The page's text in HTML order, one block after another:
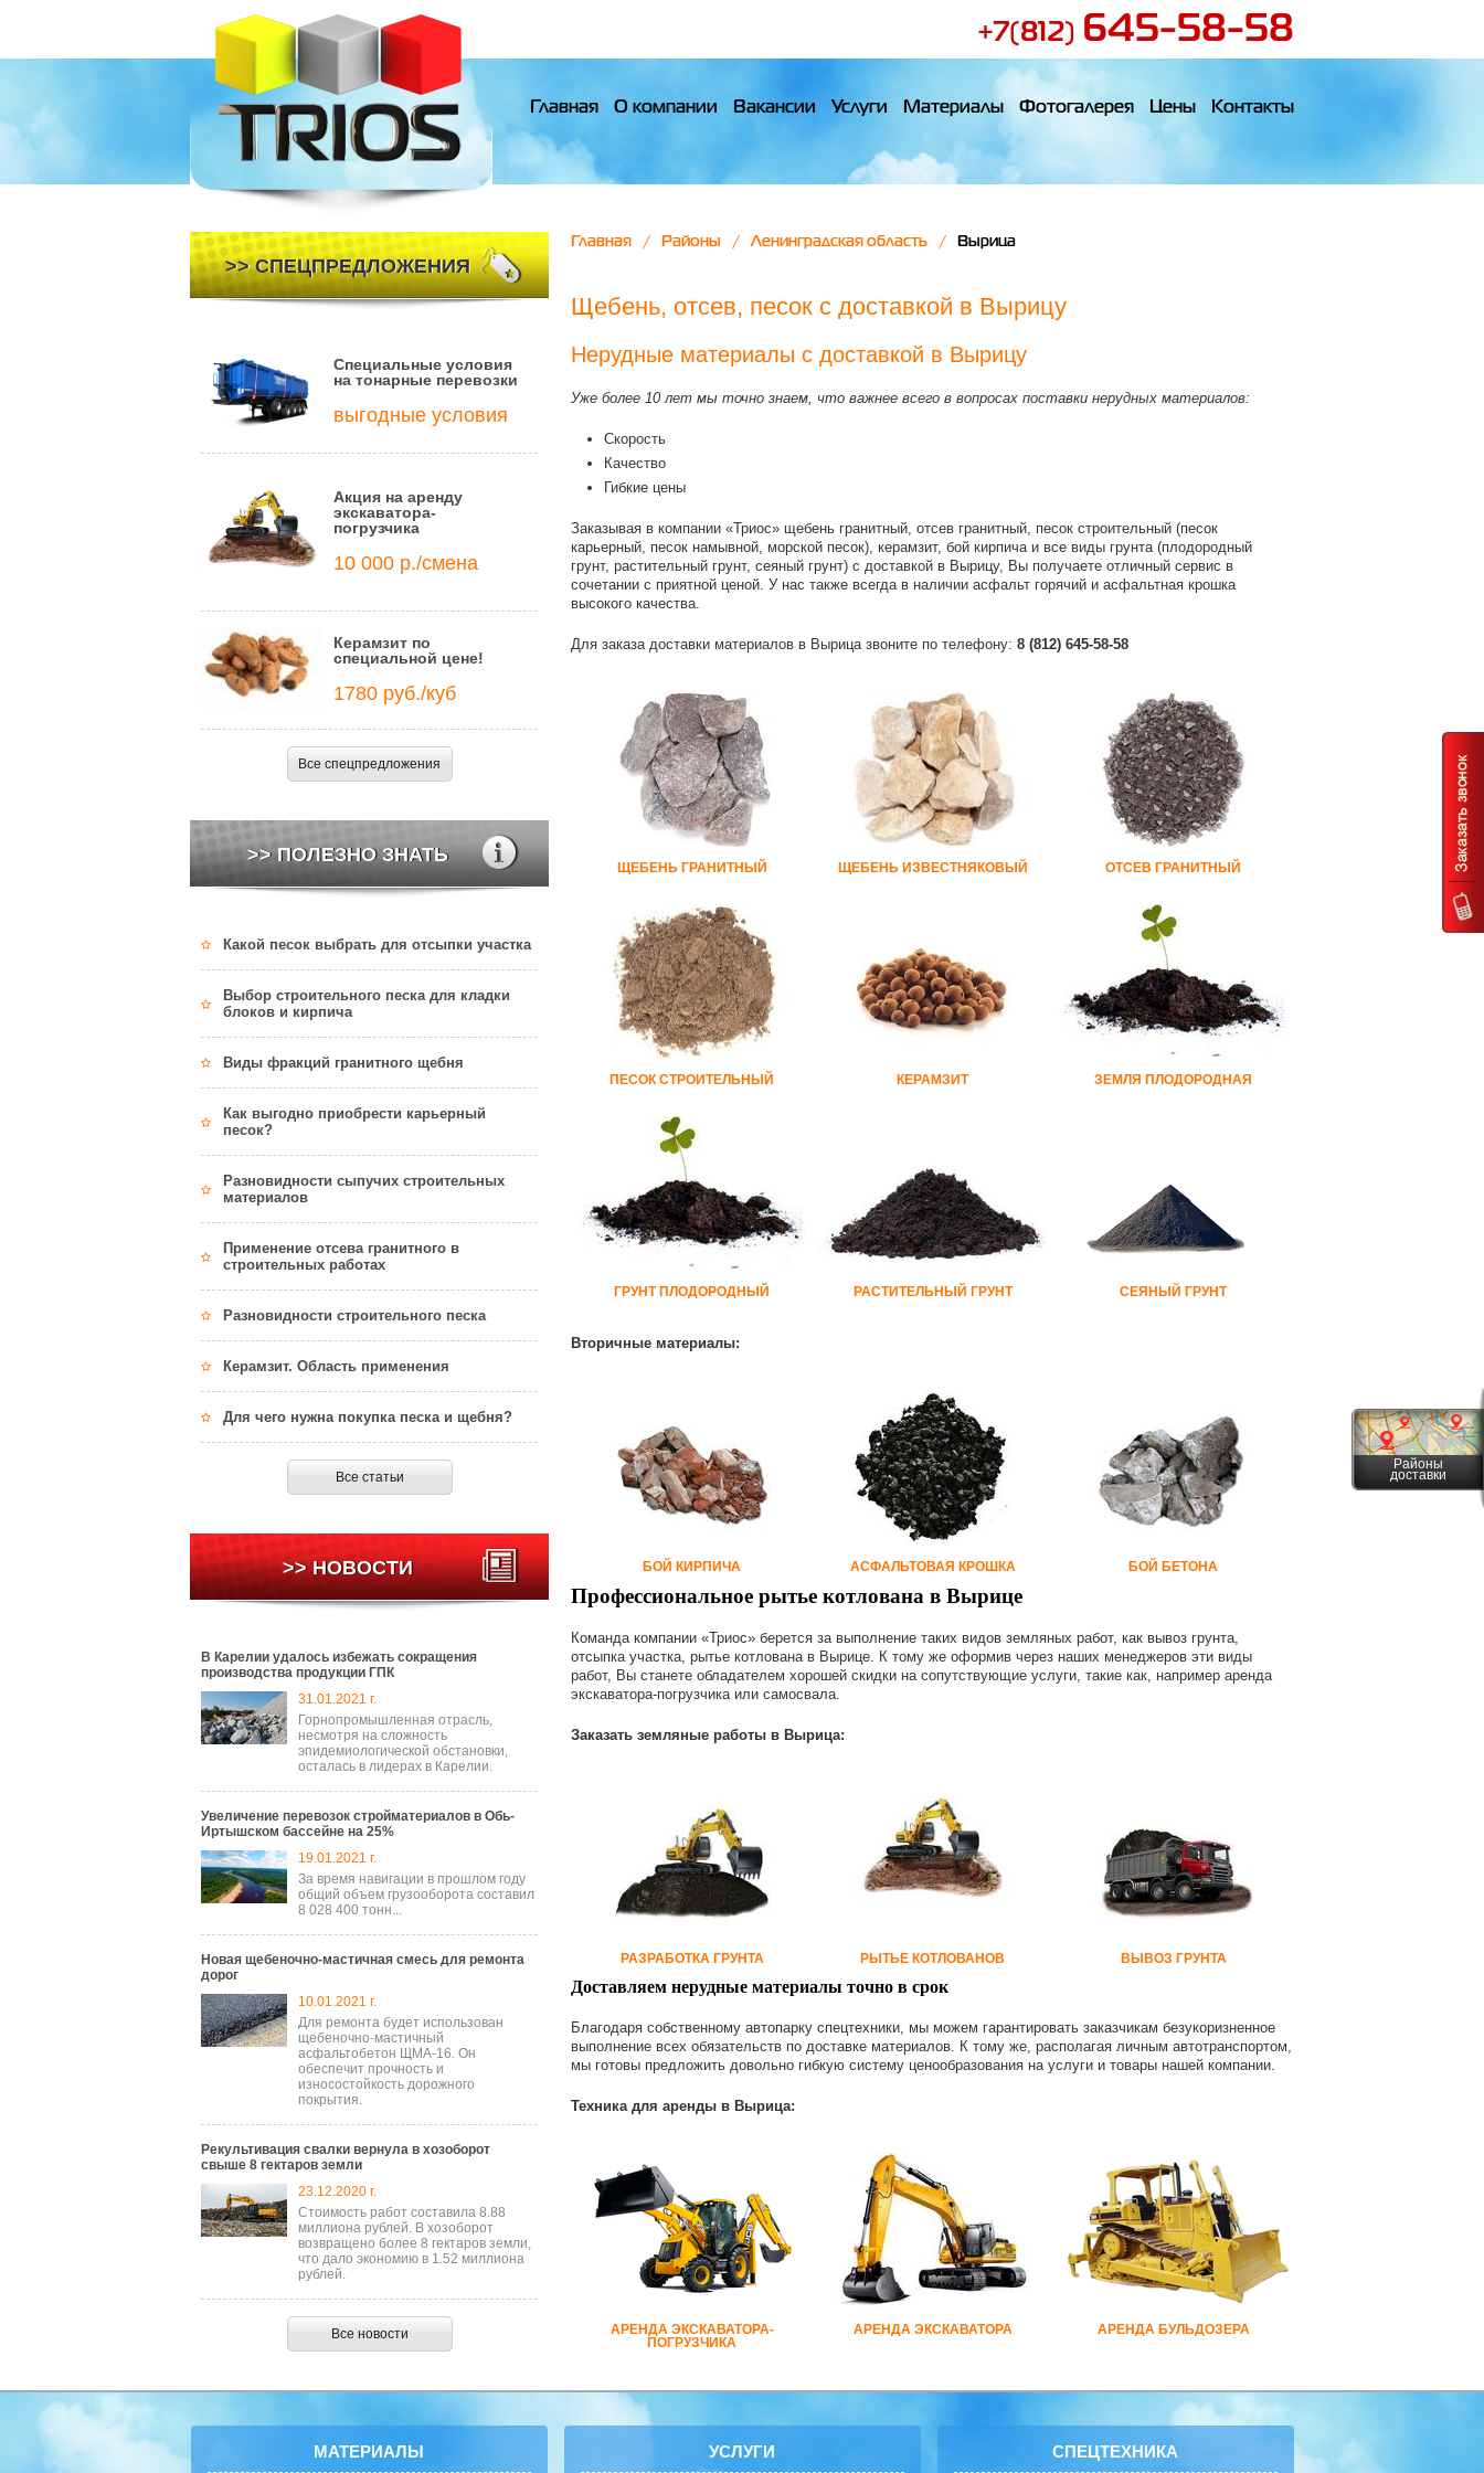
+7(812) 645-58-58
Главная О компании Вакансии Услуги Материалы Фотогалерея Цены Контакты
>> СПЕЦПРЕДЛОЖЕНИЯ
Специальные условия
на тонарные перевозки
выгодные условия
Акция на аренду
экскаватора-
погрузчика
10 000 р./смена
Керамзит по
специальной цене!
1780 руб./куб
Все спецпредложения
>> ПОЛЕЗНО ЗНАТЬ
Какой песок выбрать для отсыпки участка
Выбор строительного песка для кладки
блоков и кирпича
Виды фракций гранитного щебня
Как выгодно приобрести карьерный
песок?
Разновидности сыпучих строительных
материалов
Применение отсева гранитного в
строительных работах
Разновидности строительного песка
Керамзит. Область применения
Для чего нужна покупка песка и щебня?
Все статьи
>> НОВОСТИ
В Карелии удалось избежать сокращения
производства продукции ГПК
31.01.2021 г.
Горнопромышленная отрасль,
несмотря на сложность
эпидемиологической обстановки,
осталась в лидерах в Карелии.
Увеличение перевозок стройматериалов в Обь-
Иртышском бассейне на 25%
19.01.2021 г.
За время навигации в прошлом году
общий объем грузооборота составил
8 028 400 тонн...
Новая щебеночно-мастичная смесь для ремонта
дорог
10.01.2021 г.
Для ремонта будет использован
щебеночно-мастичный
асфальтобетон ЩМА-16. Он
обеспечит прочность и
износостойкость дорожного
покрытия.
Рекультивация свалки вернула в хозоборот
свыше 8 гектаров земли
23.12.2020 г.
Стоимость работ составила 8.88
миллиона рублей. В хозоборот
возвращено более 8 гектаров земли,
что дало экономию в 1.52 миллиона
рублей.
Все новости
Главная Районы Ленинградская область Вырица
Щебень, отсев, песок с доставкой в Вырицу
Нерудные материалы с доставкой в Вырицу
Уже более 10 лет мы точно знаем, что важнее всего в вопросах поставки нерудных материалов:
Скорость
Качество
Гибкие цены
Заказывая в компании «Триос» щебень гранитный, отсев гранитный, песок строительный (песок
карьерный, песок намывной, морской песок), керамзит, бой кирпича и все виды грунта (плодородный
грунт, растительный грунт, сеяный грунт) с доставкой в Вырицу, Вы получаете отличный сервис в
сочетании с приятной ценой. У нас также всегда в наличии асфальт горячий и асфальтная крошка
высокого качества.
Для заказа доставки материалов в Вырица звоните по телефону: 8 (812) 645-58-58
ЩЕБЕНЬ ГРАНИТНЫЙ ЩЕБЕНЬ ИЗВЕСТНЯКОВЫЙ ОТСЕВ ГРАНИТНЫЙ
ПЕСОК СТРОИТЕЛЬНЫЙ КЕРАМЗИТ ЗЕМЛЯ ПЛОДОРОДНАЯ
ГРУНТ ПЛОДОРОДНЫЙ РАСТИТЕЛЬНЫЙ ГРУНТ СЕЯНЫЙ ГРУНТ
Вторичные материалы:
БОЙ КИРПИЧА АСФАЛЬТОВАЯ КРОШКА БОЙ БЕТОНА
Профессиональное рытье котлована в Вырице
Команда компании «Триос» берется за выполнение таких видов земляных работ, как вывоз грунта,
отсыпка участка, рытье котлована в Вырице. К тому же оформив через наших менеджеров эти виды
работ, Вы станете обладателем хорошей скидки на сопутствующие услуги, такие как, например аренда
экскаватора-погрузчика или самосвала.
Заказать земляные работы в Вырица:
РАЗРАБОТКА ГРУНТА РЫТЬЕ КОТЛОВАНОВ ВЫВОЗ ГРУНТА
Доставляем нерудные материалы точно в срок
Благодаря собственному автопарку спецтехники, мы можем гарантировать заказчикам безукоризненное
выполнение всех обязательств по доставке материалов. К тому же, располагая личным автотранспортом,
мы готовы предложить довольно гибкую систему ценообразования на услуги и товары нашей компании.
Техника для аренды в Вырица:
АРЕНДА ЭКСКАВАТОРА-
ПОГРУЗЧИКА
АРЕНДА ЭКСКАВАТОРА АРЕНДА БУЛЬДОЗЕРА
МАТЕРИАЛЫ УСЛУГИ СПЕЦТЕХНИКА
Районы
доставки